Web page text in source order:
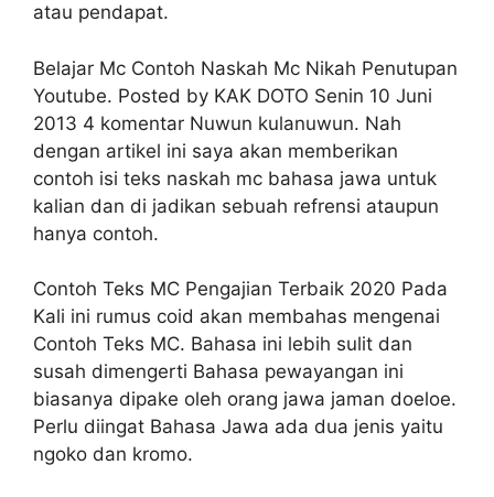
atau pendapat.
Belajar Mc Contoh Naskah Mc Nikah Penutupan
Youtube. Posted by KAK DOTO Senin 10 Juni
2013 4 komentar Nuwun kulanuwun. Nah
dengan artikel ini saya akan memberikan
contoh isi teks naskah mc bahasa jawa untuk
kalian dan di jadikan sebuah refrensi ataupun
hanya contoh.
Contoh Teks MC Pengajian Terbaik 2020 Pada
Kali ini rumus coid akan membahas mengenai
Contoh Teks MC. Bahasa ini lebih sulit dan
susah dimengerti Bahasa pewayangan ini
biasanya dipake oleh orang jawa jaman doeloe.
Perlu diingat Bahasa Jawa ada dua jenis yaitu
ngoko dan kromo.